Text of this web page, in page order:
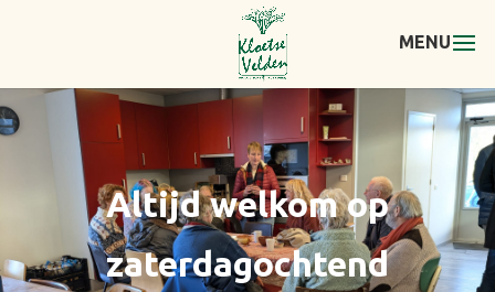
Altijd welkom op
zaterdagochtend